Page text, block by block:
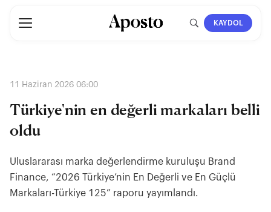
KAYDOL
11 Haziran 2026 06:00
Türkiye'nin en değerli markaları belli
oldu
Uluslararası marka değerlendirme kuruluşu Brand
Finance, “2026 Türkiye’nin En Değerli ve En Güçlü
Markaları-Türkiye 125” raporu yayımlandı.